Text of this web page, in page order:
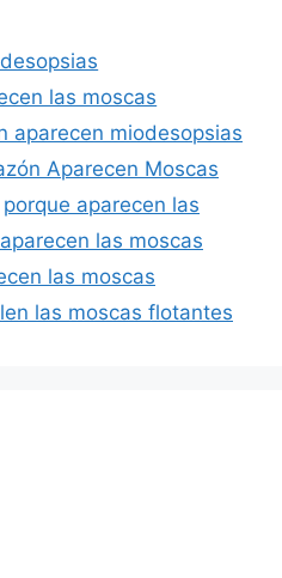
las moscas
aparecen miodesopsias
Aparecen Moscas
porque aparecen las
las moscas
las moscas
las moscas flotantes